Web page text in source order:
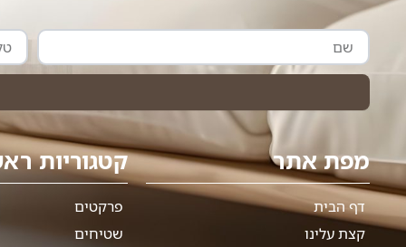
שם טלפון
מפת אתר
דף הבית
קצת עלינו
קטגוריות
פרקטים
שטיחים